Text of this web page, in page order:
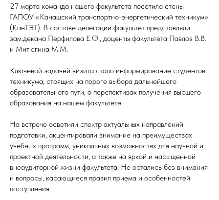
27 марта команда нашего факультета посетила стены
ГАПОУ «Канашский транспортно-энергетический техникум»
(КанТЭТ). В составе делегации факультет представляли
зам.декана Перфилова Е.Ф., доценты факультета Павлов В.В.
и Митюгина М.М.
Ключевой задачей визита стало информирование студентов
техникума, стоящих на пороге выбора дальнейшего
образовательного пути, о перспективах получения высшего
образования на нашем факультете.
На встрече осветили спектр актуальных направлений
подготовки, акцентировали внимание на преимуществах
учебных программ, уникальных возможностях для научной и
проектной деятельности, а также на яркой и насыщенной
внеаудиторной жизни факультета. Не остались без внимания
и вопросы, касающиеся правил приема и особенностей
поступления.